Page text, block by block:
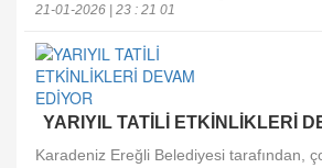
21-01-2026 | 23 : 21 01
YARIYIL TATİLİ ETKİNLİKLERİ
Karadeniz Ereğli Belediyesi tarafından,